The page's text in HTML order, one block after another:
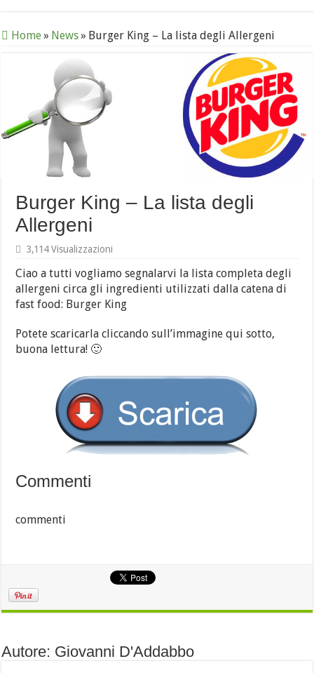
Home» News» Burger King – La lista degli Allergeni
Burger King – La lista degli
Allergeni
3,114 Visualizzazioni
Ciao a tutti vogliamo segnalarvi la lista completa degli
allergeni circa gli ingredienti utilizzati dalla catena di
fast food: Burger King
Potete scaricarla cliccando sull’immagine qui sotto,
buona lettura! 🙂
Commenti
commenti
Autore: Giovanni D'Addabbo